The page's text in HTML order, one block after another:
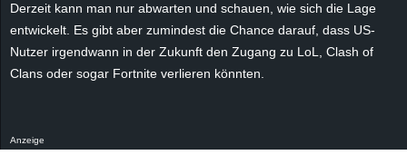
Derzeit kann man nur abwarten und schauen, wie sich die Lage
entwickelt. Es gibt aber zumindest die Chance darauf, dass US-
Nutzer irgendwann in der Zukunft den Zugang zu LoL, Clash of
Clans oder sogar Fortnite verlieren könnten.
Anzeige